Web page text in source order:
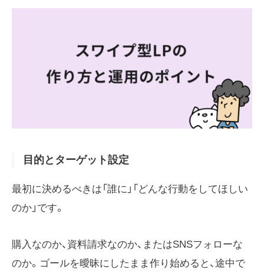
目的とターゲット設定
最初に決めるべきは「誰に」「どんな行動をしてほしい
のか」です。
購入なのか、資料請求なのか、またはSNSフォローな
のか。ゴールを曖昧にしたまま作り始めると、途中で